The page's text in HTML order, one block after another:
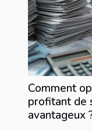
Comment
profitant de
avantageux